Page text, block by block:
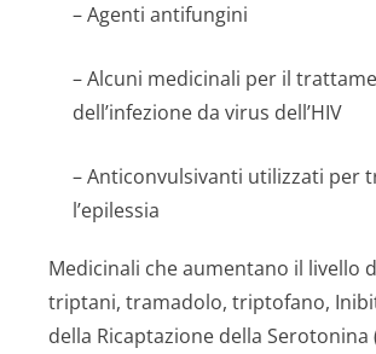
– Agenti antifungini
– Alcuni medicinali per il
dell’infezione da virus dell’HIV
– Anticonvulsivanti utilizzati per
l’epilessia
Medicinali che aumentano il livello
triptani, tramadolo, triptofano,
della Ricaptazione della Serotonina